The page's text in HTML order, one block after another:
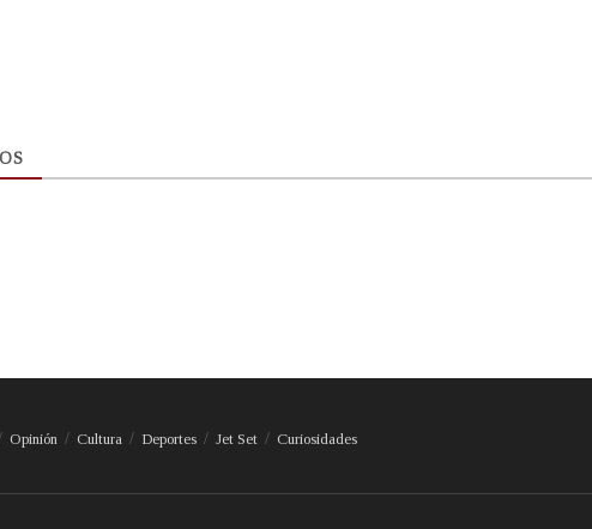
Opinión Cultura Deportes Jet Set Curiosidades